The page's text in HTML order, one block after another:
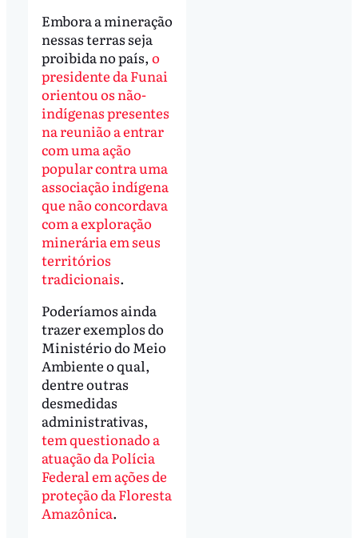
Embora a mineração
nessas terras seja
proibida no país, o
presidente da Funai
orientou os não-
indígenas presentes
na reunião a entrar
com uma ação
popular contra uma
associação indígena
que não concordava
com a exploração
minerária em seus
territórios
tradicionais.
Poderíamos ainda
trazer exemplos do
Ministério do Meio
Ambiente o qual,
dentre outras
desmedidas
administrativas,
tem questionado a
atuação da Polícia
Federal em ações de
proteção da Floresta
Amazônica.